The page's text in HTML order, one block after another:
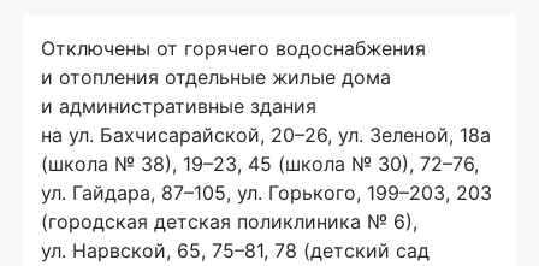
Отключены от горячего водоснабжения
и отопления отдельные жилые дома
и административные здания
на ул. Бахчисарайской, 20–26, ул. Зеленой, 18а
(школа № 38), 19–23, 45 (школа № 30), 72–76,
ул. Гайдара, 87–105, ул. Горького, 199–203, 203
(городская детская поликлиника № 6),
ул. Нарвской, 65, 75–81, 78 (детский сад